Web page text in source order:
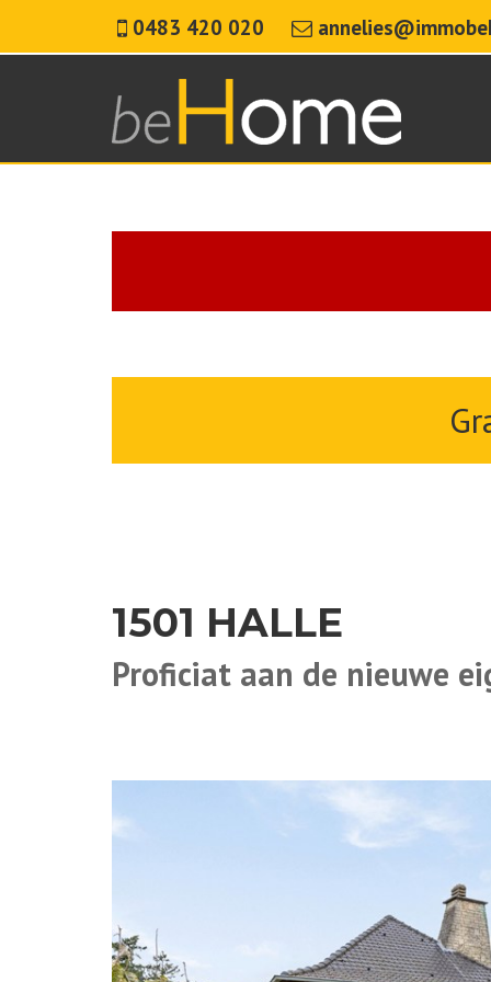
0483 420 020
1501 HALLE
Proficiat aan de nieuwe